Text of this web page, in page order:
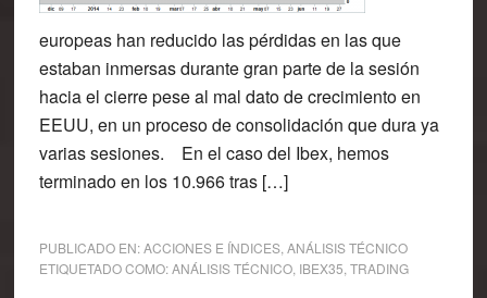
europeas han reducido las pérdidas en las que
estaban inmersas durante gran parte de la sesión
hacia el cierre pese al mal dato de crecimiento en
EEUU, en un proceso de consolidación que dura ya
varias sesiones. En el caso del Ibex, hemos
terminado en los 10.966 tras […]
PUBLICADO EN:ACCIONES E ÍNDICES, ANÁLISIS TÉCNICO
ETIQUETADO COMO:ANÁLISIS TÉCNICO, IBEX35 TRADING